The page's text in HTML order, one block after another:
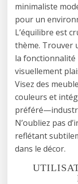
minimaliste
pour un
L’équilibre est
thème. Trouver
la fonctionnalité
visuellement
Visez des
couleurs et
N’oubliez pas
reflétant
dans le décor.